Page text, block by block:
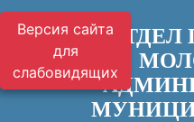
Версия сайта
для
слабовидящих
ОТДЕЛ